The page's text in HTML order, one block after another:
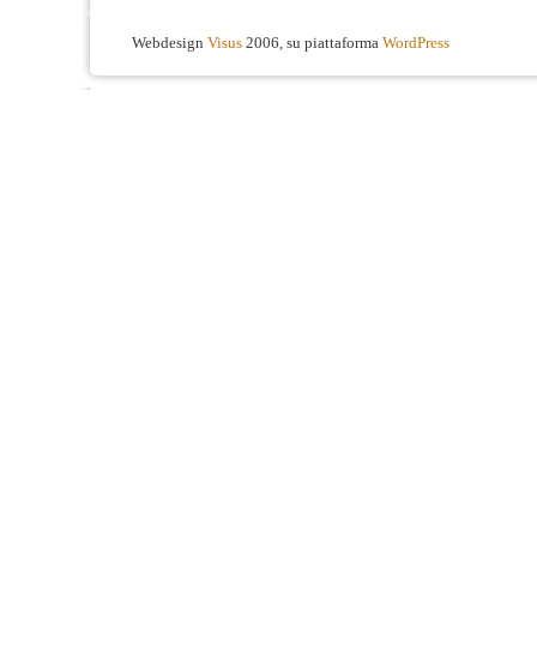
Webdesign Visus 2006, su piattaforma WordPress